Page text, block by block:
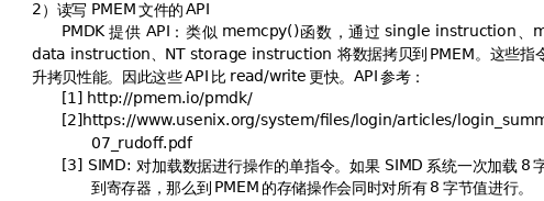
) ）读写  文件的 
 提供  ： 类似 #*+,函数 ， 通过  -"
&-"
./"-" 将数据拷贝到  。这些指
升拷贝性能。因此这些  比 &'( 更快。  参考：
0!1#2''#3"'#&'
0)1#2''(((3-43"'*'5'"''"6-
76-&"83#&9
0:1
; 2 对加载数据进行操作的单指令。 如果 ;  系统一次加载 <
到寄存器，那么到  的存储操作会同时对所有 < 字节值进行。